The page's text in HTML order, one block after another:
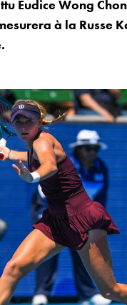
Eudice Wong
à la Russe